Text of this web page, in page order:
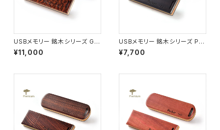
USBメモリー 銘木シリーズ G0
1 スネークウッド ロング(16G)
¥11,000
USBメモリー 銘木シリーズ P01
グラナディラ ロング(16G)
¥7,700